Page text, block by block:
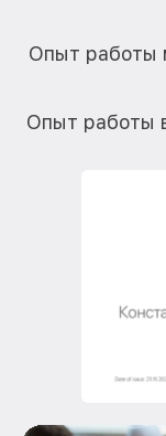
Опыт работы
Опыт работы